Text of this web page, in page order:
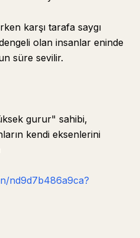
karşı tarafa saygı
olan insanlar eninde
süre sevilir.
gurur" sahibi,
kendi eksenlerini
nd9d7b486a9ca?